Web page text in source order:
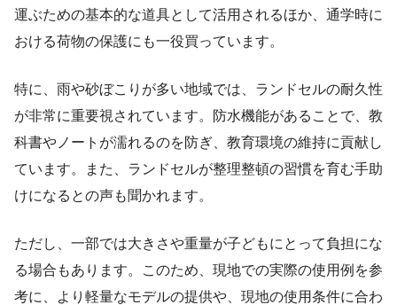
運ぶための基本的な道具として活用されるほか、通学時に
おける荷物の保護にも一役買っています。
特に、雨や砂ぼこりが多い地域では、ランドセルの耐久性
が非常に重要視されています。防水機能があることで、教
科書やノートが濡れるのを防ぎ、教育環境の維持に貢献し
ています。また、ランドセルが整理整頓の習慣を育む手助
けになるとの声も聞かれます。
ただし、一部では大きさや重量が子どもにとって負担にな
る場合もあります。このため、現地での実際の使用例を参
考に、より軽量なモデルの提供や、現地の使用条件に合わ